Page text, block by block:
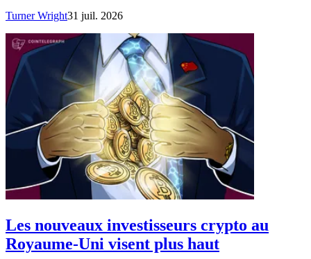
Turner Wright31 juil. 2026
Les nouveaux investisseurs crypto au
Royaume-Uni visent plus haut